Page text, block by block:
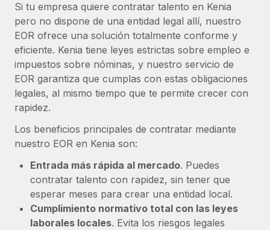
Si tu empresa quiere contratar talento en Kenia
pero no dispone de una entidad legal allí, nuestro
EOR ofrece una solución totalmente conforme y
eficiente. Kenia tiene leyes estrictas sobre empleo e
impuestos sobre nóminas, y nuestro servicio de
EOR garantiza que cumplas con estas obligaciones
legales, al mismo tiempo que te permite crecer con
rapidez.
Los beneficios principales de contratar mediante
nuestro EOR en Kenia son:
Entrada más rápida al mercado. Puedes
contratar talento con rapidez, sin tener que
esperar meses para crear una entidad local.
Cumplimiento normativo total con las leyes
laborales locales. Evita los riesgos legales